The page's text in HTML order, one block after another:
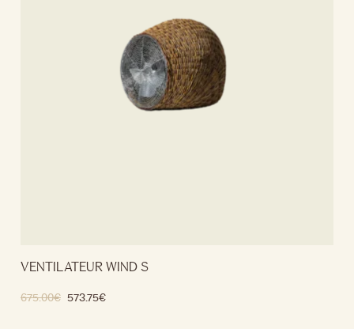
VENTILATEUR WIND S
675.00€ 573.75€